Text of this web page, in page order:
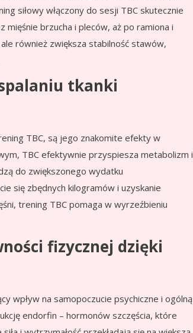
siłowy włączony do sesji TBC skutecznie
brzucha i pleców, aż po ramiona i
również zwiększa stabilność stawów,
tkanki
TBC, są jego znakomite efekty w
TBC efektywnie przyspiesza metabolizm i
do zwiększonego wydatku
się zbędnych kilogramów i uzyskanie
trening TBC pomaga w wyrzeźbieniu
fizycznej dzięki
wpływ na samopoczucie psychiczne i ogólną
endorfin – hormonów szczęścia, które